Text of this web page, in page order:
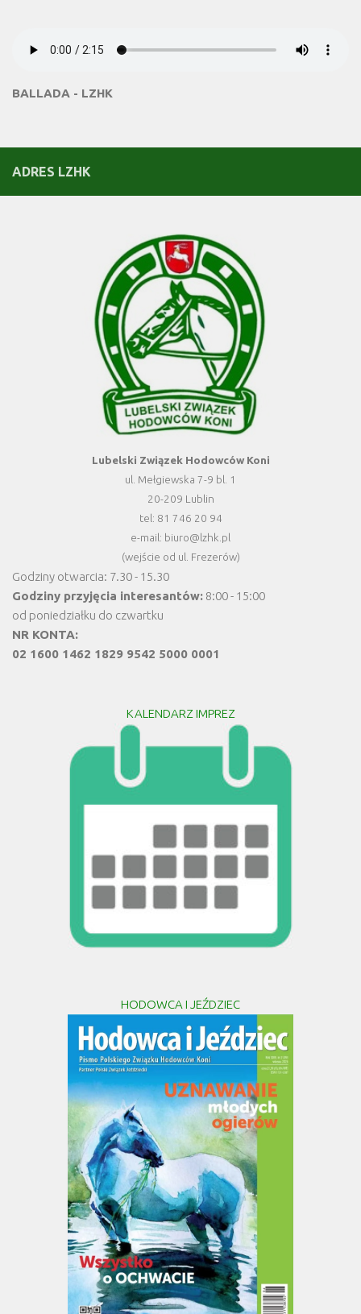
BALLADA - LZHK
ADRES LZHK
Lubelski Związek Hodowców Koni
ul. Mełgiewska 7-9 bl. 1
20-209 Lublin
tel: 81 746 20 94
e-mail: biuro@lzhk.pl
(wejście od ul. Frezerów)
Godziny otwarcia: 7.30 - 15.30
Godziny przyjęcia interesantów: 8:00 - 15:00
od poniedziałku do czwartku
NR KONTA:
02 1600 1462 1829 9542 5000 0001
KALENDARZ IMPREZ
HODOWCA I JEŹDZIEC